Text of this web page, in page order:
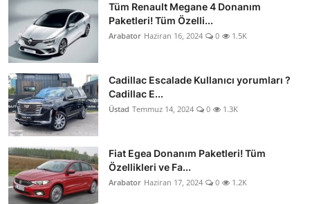
Tüm Renault Megane 4 Donanım
Paketleri! Tüm Özelli...
Arabator Haziran 16, 2024 0 1.5K
Cadillac Escalade Kullanıcı yorumları ?
Cadillac E...
Üstad Temmuz 14, 2024 0 1.3K
Fiat Egea Donanım Paketleri! Tüm
Özellikleri ve Fa...
Arabator Haziran 17, 2024 0 1.2K